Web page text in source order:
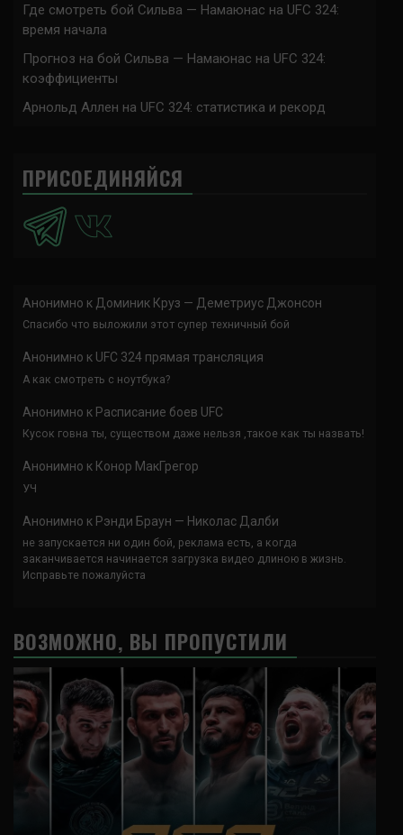
Где смотреть бой Сильва — Намаюнас на UFC 324:
время начала
Прогноз на бой Сильва — Намаюнас на UFC 324:
коэффициенты
Арнольд Аллен на UFC 324: статистика и рекорд
ПРИСОЕДИНЯЙСЯ
Анонимно к Доминик Круз — Деметриус Джонсон
Спасибо что выложили этот супер техничный бой
Анонимно к UFC 324 прямая трансляция
А как смотреть с ноутбука?
Анонимно к Расписание боев UFC
Кусок говна ты, существом даже нельзя ,такое как ты назвать!
Анонимно к Конор МакГрегор
УЧ
Анонимно к Рэнди Браун — Николас Далби
не запускается ни один бой, реклама есть, а когда
заканчивается начинается загрузка видео длиною в жизнь.
Исправьте пожалуйста
ВОЗМОЖНО, ВЫ ПРОПУСТИЛИ